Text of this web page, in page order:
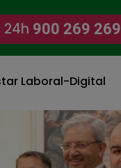
24h 900 269 269
Laboral-Digital